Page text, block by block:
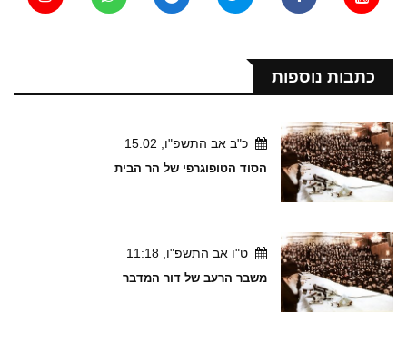
כתבות נוספות
כ"ב אב התשפ"ו, 15:02
הסוד הטופוגרפי של הר הבית
ט"ו אב התשפ"ו, 11:18
משבר הרעב של דור המדבר